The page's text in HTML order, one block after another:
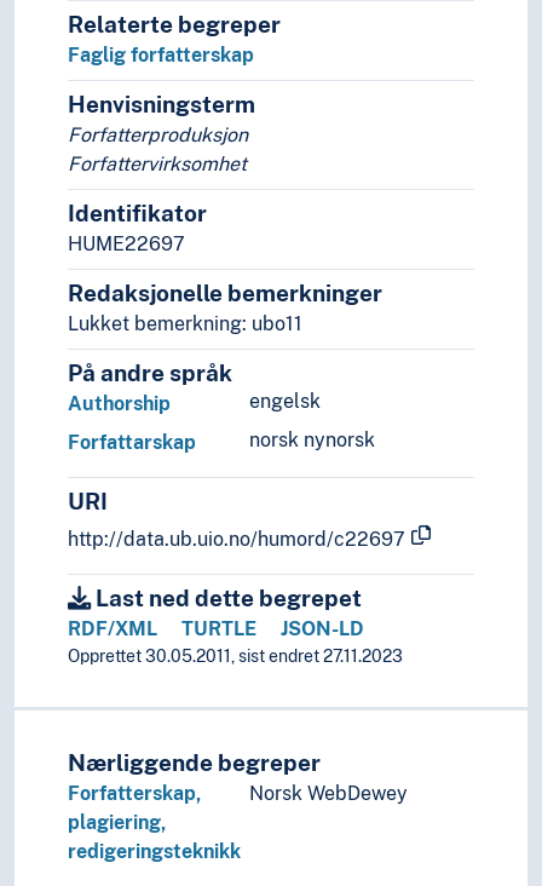
Relaterte begreper
Faglig forfatterskap
Henvisningsterm
Forfatterproduksjon
Forfattervirksomhet
Identifikator
HUME22697
Redaksjonelle bemerkninger
Lukket bemerkning: ubo11
På andre språk
engelsk
Authorship
norsk nynorsk
Forfattarskap
URI
http://data.ub.uio.no/humord/c22697
Last ned dette begrepet
RDF/XML TURTLE JSON-LD
Opprettet 30.05.2011, sist endret 27.11.2023
Nærliggende begreper
Forfatterskap,
plagiering,
redigeringsteknikk
Norsk WebDewey